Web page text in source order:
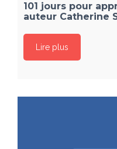
101 jours pour
auteur Catherine
Lire plus